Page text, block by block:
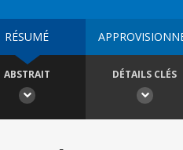
RÉSUMÉ
ABSTRAIT DÉTAILS CLÉS